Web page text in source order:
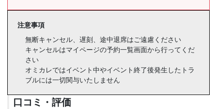
注意事項
無断キャンセル、遅刻、途中退席はご遠慮ください
キャンセルはマイページの予約一覧画面から行ってくだ
さい
オミカレではイベント中やイベント終了後発生したトラ
ブルには一切関与いたしません
口コミ・評価